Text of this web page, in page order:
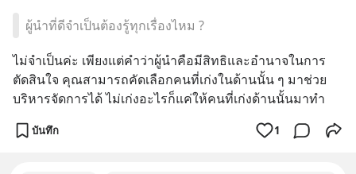
ผู้นำที่ดีจำเป็นต้องรู้ทุกเรื่องไหม ?
ไม่จำเป็นค่ะ เพียงแต่คำว่าผู้นำคือมีสิทธิและอำนาจในการ
ตัดสินใจ คุณสามารถคัดเลือกคนที่เก่งในด้านนั้น ๆ มาช่วย
บริหารจัดการได้ ไม่เก่งอะไรก็แค่ให้คนที่เก่งด้านนั้นมาทำ
บันทึก 1